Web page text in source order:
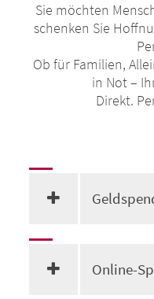
Sie möchten
schenken Sie
Ob für Familien,
in Not –
Direkt.
Online-